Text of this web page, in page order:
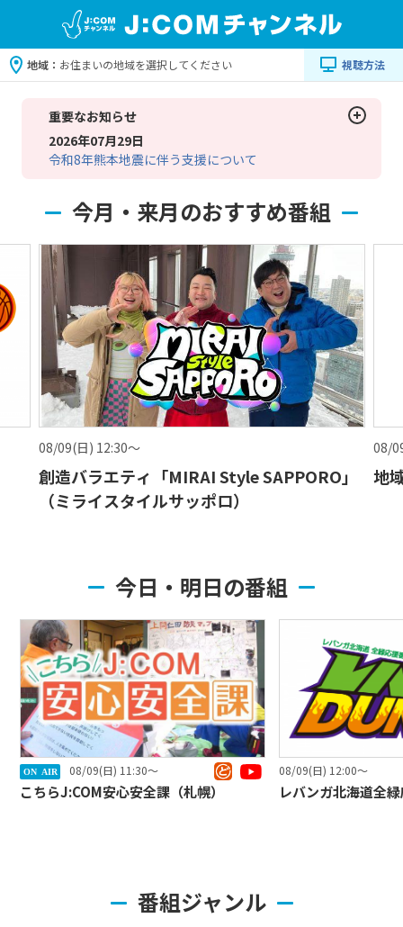
地域： お住まいの地域を選択してください 視聴方法
重要なお知らせ
2026年07月29日
令和8年熊本地震に伴う支援について
今月・来月のおすすめ番組
08/09(日) 12:30〜
創造バラエティ「MIRAI Style SAPPORO」
（ミライスタイルサッポロ）
08/
地
今日・明日の番組
ON AIR 08/09(日) 11:30〜
こちらJ:COM安心安全課（札幌）
08/09(日) 12:00〜
レバンガ北海道全
番組ジャンル